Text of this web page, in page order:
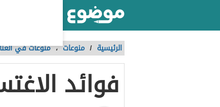
الرئيسية / منوعات ،منوعات في
فوائد